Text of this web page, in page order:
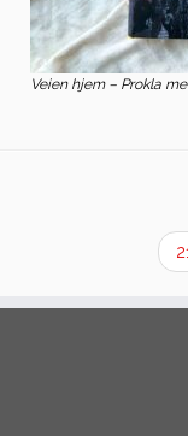
Veien hjem – Prokla